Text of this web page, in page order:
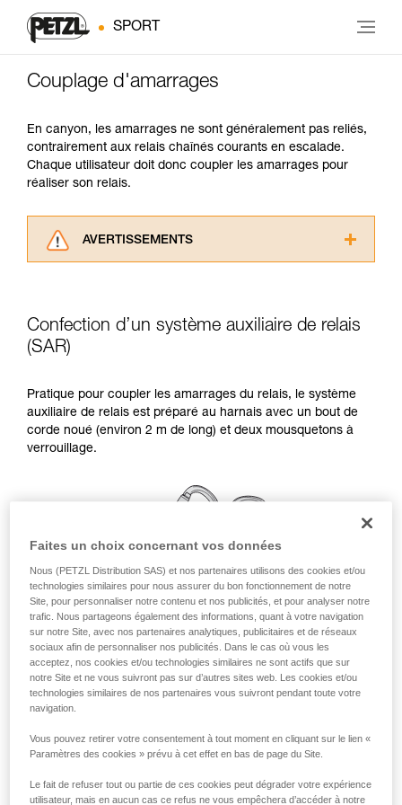
SPORT
Couplage d'amarrages
En canyon, les amarrages ne sont généralement pas reliés,
contrairement aux relais chaînés courants en escalade.
Chaque utilisateur doit donc coupler les amarrages pour
réaliser son relais.
AVERTISSEMENTS
informations de la notice technique pour
formation et un entraînement spécifique. Validez
avec un professionnel votre capacité à refaire
la manipulation, seul, en toute sécurité, avant
de la reproduire en autonomie.
liées à votre activité. Il peut en exister d’autres
Confection d’un système auxiliaire de relais
(SAR)
Pratique pour coupler les amarrages du relais, le système
auxiliaire de relais est préparé au harnais avec un bout de
corde noué (environ 2 m de long) et deux mousquetons à
verrouillage.
Couplage d'un relais simple
Pensez à retourner les mousquetons une fois installés, pour
Faites un choix concernant vos données
Nous (PETZL Distribution SAS) et nos partenaires utilisons des cookies et/ou
technologies similaires pour nous assurer du bon fonctionnement de notre
Site, pour personnaliser notre contenu et nos publicités, et pour analyser notre
trafic. Nous partageons également des informations, quant à votre navigation
sur notre Site, avec nos partenaires analytiques, publicitaires et de réseaux
sociaux afin de personnaliser nos publicités. Dans le cas où vous les
acceptez, nos cookies et/ou technologies similaires ne sont actifs que sur
notre Site et ne vous suivront pas sur d’autres sites web. Les cookies et/ou
technologies similaires de nos partenaires vous suivront pendant toute votre
navigation.
Vous pouvez retirer votre consentement à tout moment en cliquant sur le lien «
Paramètres des cookies » prévu à cet effet en bas de page du Site.
Le fait de refuser tout ou partie de ces cookies peut dégrader votre expérience
utilisateur, mais en aucun cas ce refus ne vous empêchera d’accéder à notre